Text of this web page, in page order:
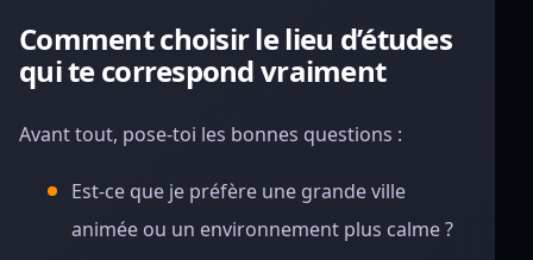
Comment choisir le lieu d’études
qui te correspond vraiment
Avant tout, pose-toi les bonnes questions :
Est-ce que je préfère une grande ville
animée ou un environnement plus calme ?